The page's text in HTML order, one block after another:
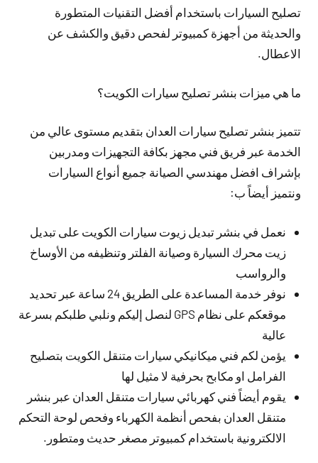
تصليح السيارات باستخدام أفضل التقنيات المتطورة
والحديثة من أجهزة كمبيوتر لفحص دقيق والكشف عن
الاعطال.
ما هي ميزات بنشر تصليح سيارات الكويت؟
تتميز بنشر تصليح سيارات العدان بتقديم مستوى عالي من
الخدمة عبر فريق فني مجهز بكافة التجهيزات ومدربين
بإشراف افضل مهندسي الصيانة جميع أنواع السيارات
ونتميز أيضاً ب:
نعمل في بنشر تبديل زيوت سيارات الكويت على تبديل
زيت محرك السيارة وصيانة الفلتر وتنظيفه من الأوساخ
والرواسب
نوفر خدمة المساعدة على الطريق 24 ساعة عبر تحديد
موقعكم على نظام GPS لنصل إليكم ونلبي طلبكم بسرعة
عالية
يؤمن لكم فني ميكانيكي سيارات متنقل الكويت بتصليح
الفرامل او مكابح بحرفية لا مثيل لها
يقوم أيضاً فني كهربائي سيارات متنقل العدان عبر بنشر
متنقل العدان بفحص أنظمة الكهرباء وفحص لوحة التحكم
الالكترونية باستخدام كمبيوتر مصغر حديث ومتطور.